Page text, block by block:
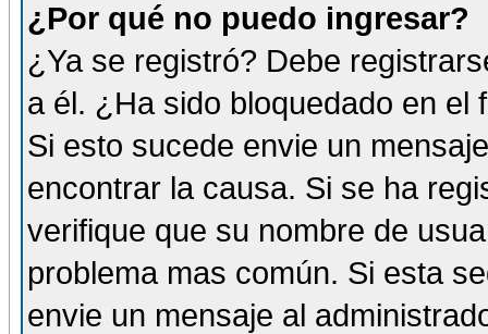
¿Por qué no puedo ingresar?
¿Ya se registró? Debe
a él. ¿Ha sido bloquedado en
Si esto sucede envie un
encontrar la causa. Si se ha
verifique que su nombre de
problema mas común. Si esta
envie un mensaje al